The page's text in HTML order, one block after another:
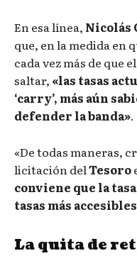
En esa línea, Nicolás
que, en la medida en
cada vez más de que
saltar, «las tasas
‘carry’, más aún
defender la banda».
«De todas maneras,
licitación delTesoro
conviene que la
tasas más accesibles
La quita de